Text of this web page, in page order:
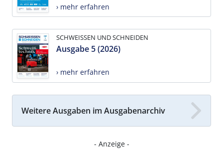
› mehr erfahren
SCHWEISSEN UND SCHNEIDEN
Ausgabe 5 (2026)
› mehr erfahren
Weitere Ausgaben im Ausgabenarchiv
- Anzeige -